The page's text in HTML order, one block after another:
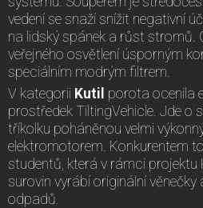
vedení se snaží snížit negativní
na lidský spánek a růst stromů.
veřejného osvětlení úsporným
speciálním modrým filtrem.
V kategorii Kutil porota ocenila
prostředek TiltingVehicle. Jde o
tříkolku poháněnou velmi
elektromotorem. Konkurentem
studentů, která v rámci projektu
surovin vyrábí originální věnečky
odpadů.